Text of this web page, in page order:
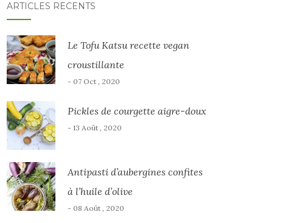
ARTICLES RÉCENTS
Le Tofu Katsu recette vegan
croustillante
- 07 Oct , 2020
Pickles de courgette aigre-doux
- 13 Août , 2020
Antipasti d’aubergines confites
à l’huile d’olive
- 08 Août , 2020